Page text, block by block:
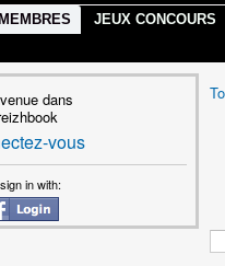
JEUX CONCOURS
dans
vous
in with: